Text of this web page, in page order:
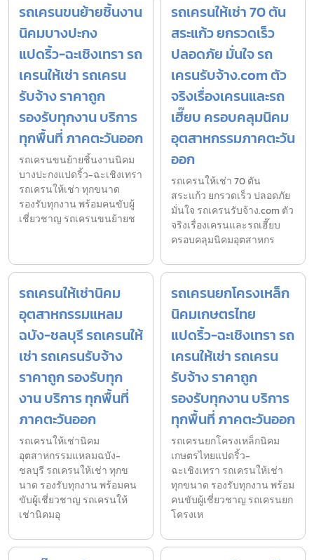
รถเครนขนย้ายชิ้นงาน
นิคมบางปะกง
แปดริ้ว-ฉะเชิงเทรา รถ
เครนให้เช่า รถเครน
รับจ้าง ราคาถูก
รองรับทุกงาน บริการ
ทุกพื้นที่ ภาคตะวันออก
รถเครนขนย้ายชิ้นงานนิคม
บางปะกงแปดริ้ว-ฉะเชิงเทรา
รถเครนให้เช่า ทุกขนาด
รองรับทุกงาน พร้อมคนขับผู้
เชี่ยวชาญ รถเครนขนย้ายช
รถเครนให้เช่า 70 ตัน
สระแก้ว ยกรวดเร็ว
ปลอดภัย มั่นใจ รถ
เครนรับจ้าง.com ตัว
จริงเรื่องเครนและรถ
เฮี๊ยบ ครอบคลุมนิคม
อุตสาหกรรมภาคตะวัน
ออก
รถเครนให้เช่า 70 ตัน
สระแก้ว ยกรวดเร็ว ปลอดภัย
มั่นใจ รถเครนรับจ้าง.com ตัว
จริงเรื่องเครนและรถเฮี๊ยบ
ครอบคลุมนิคมอุตสาหกร
รถเครนให้เช่านิคม
อุตสาหกรรมแหลม
ฉบัง-ชลบุรี รถเครนให้
เช่า รถเครนรับจ้าง
ราคาถูก รองรับทุก
งาน บริการ ทุกพื้นที่
ภาคตะวันออก
รถเครนให้เช่านิคม
อุตสาหกรรมแหลมฉบัง-
ชลบุรี รถเครนให้เช่า ทุกข
นาด รองรับทุกงาน พร้อมคน
ขับผู้เชี่ยวชาญ รถเครนให้
เช่านิคมอุ
รถเครนยกโครงเหล็ก
นิคมเกษตรไทย
แปดริ้ว-ฉะเชิงเทรา รถ
เครนให้เช่า รถเครน
รับจ้าง ราคาถูก
รองรับทุกงาน บริการ
ทุกพื้นที่ ภาคตะวันออก
รถเครนยกโครงเหล็กนิคม
เกษตรไทยแปดริ้ว-
ฉะเชิงเทรา รถเครนให้เช่า
ทุกขนาด รองรับทุกงาน พร้อม
คนขับผู้เชี่ยวชาญ รถเครนยก
โครงเห